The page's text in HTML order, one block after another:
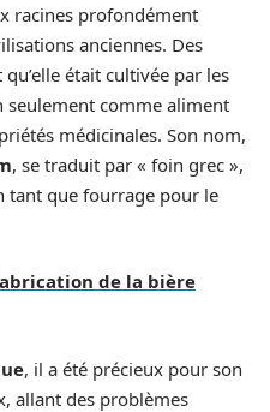
racines profondément
anciennes. Des
était cultivée par les
seulement comme aliment
médicinales. Son nom,
, se traduit par « foin grec »,
tant que fourrage pour le
de la bière
, il a été précieux pour son
allant des problèmes